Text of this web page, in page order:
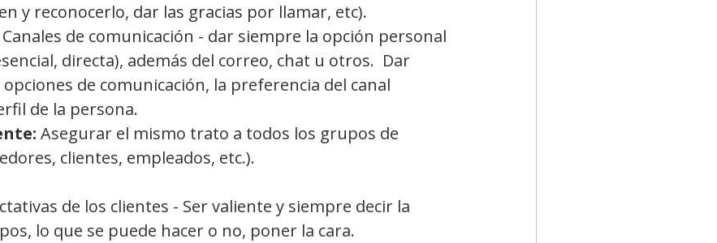
y reconocerlo, dar las gracias por llamar, etc).
Canales de comunicación - dar siempre la opción personal
directa), además del correo, chat u otros.  Dar
de comunicación, la preferencia del canal
de la persona.
Asegurar el mismo trato a todos los grupos de
clientes, empleados, etc.).
de los clientes - Ser valiente y siempre decir la
lo que se puede hacer o no, poner la cara.